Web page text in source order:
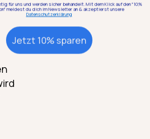
für uns und werden sicher behandelt. Mit dem Klick auf den "10%
meldest du dich im Newsletter an & akzeptierst unsere
Datenschutzerklärung
Jetzt 10% sparen